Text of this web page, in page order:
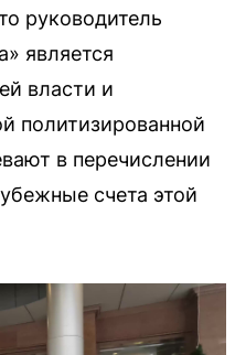
руководитель
является
власти и
политизированной
в перечислении
счета этой